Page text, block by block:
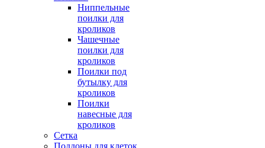
Ниппельные
поилки для
кроликов
Чашечные
поилки для
кроликов
Поилки под
бутылку для
кроликов
Поилки
навесные для
кроликов
Сетка
Поддоны для клеток